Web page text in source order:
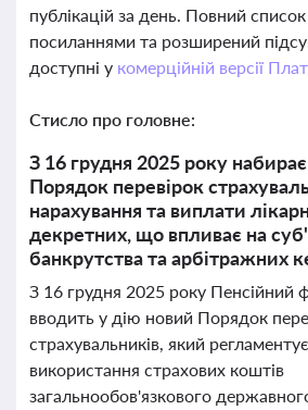
публікацій за день. Повний
посиланнями та розширений
доступні у комерційній версії
Стисло про головне:
З 16 грудня 2025 року
Порядок перевірок
нарахування та виплати
декретних, що впливає на
банкрутства та арбітражних
З 16 грудня 2025 року Пенсійний
вводить у дію новий Порядок
страхувальників, який
використання страхових коштів
загальнообов'язкового